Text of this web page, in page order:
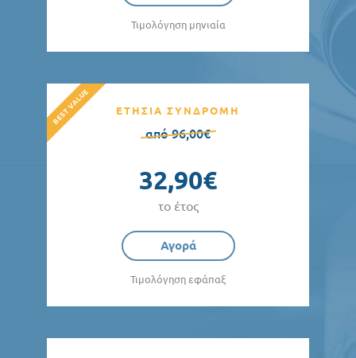
Τιμολόγηση μηνιαία
ΕΤΗΣΙΑ ΣΥΝΔΡΟΜΗ
από 96,00€
32,90€
το έτος
Αγορά
Τιμολόγηση εφάπαξ